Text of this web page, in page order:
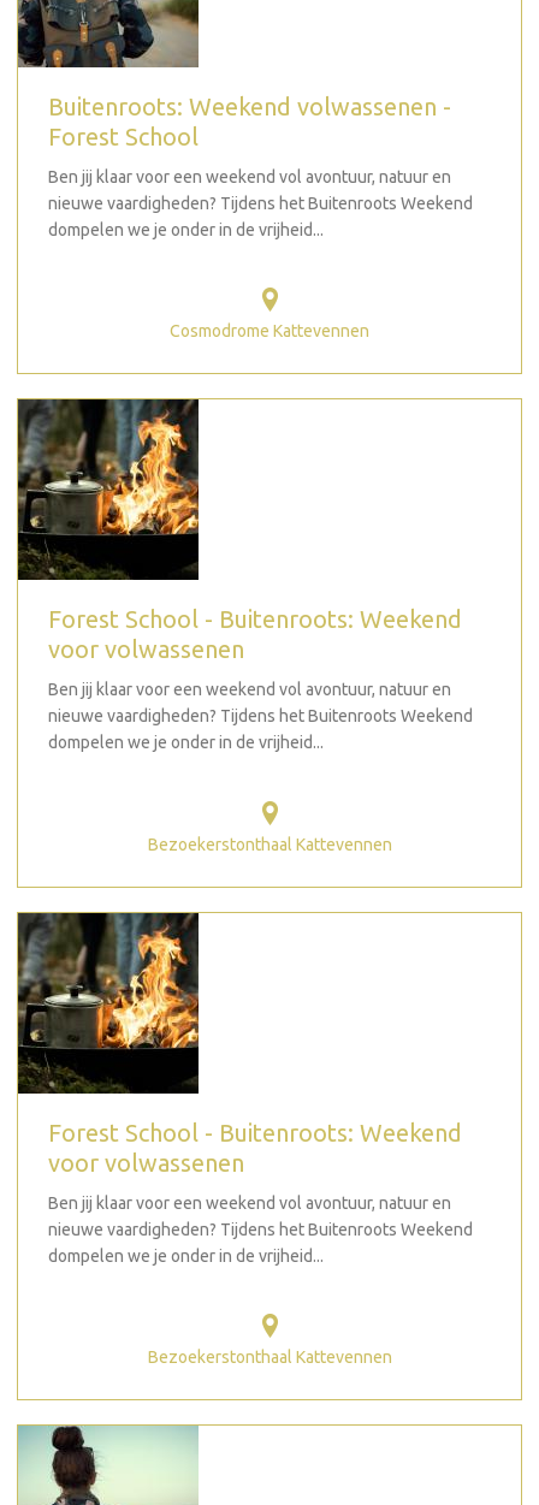
Buitenroots: Weekend volwassenen -
Forest School
Ben jij klaar voor een weekend vol avontuur, natuur en
nieuwe vaardigheden? Tijdens het Buitenroots Weekend
dompelen we je onder in de vrijheid...
Cosmodrome Kattevennen
Forest School - Buitenroots: Weekend
voor volwassenen
Ben jij klaar voor een weekend vol avontuur, natuur en
nieuwe vaardigheden? Tijdens het Buitenroots Weekend
dompelen we je onder in de vrijheid...
Bezoekerstonthaal Kattevennen
Forest School - Buitenroots: Weekend
voor volwassenen
Ben jij klaar voor een weekend vol avontuur, natuur en
nieuwe vaardigheden? Tijdens het Buitenroots Weekend
dompelen we je onder in de vrijheid...
Bezoekerstonthaal Kattevennen